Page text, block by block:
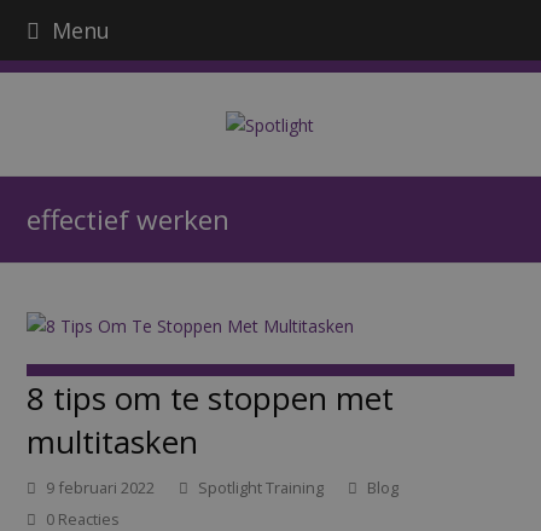
Menu
effectief werken
8 tips om te stoppen met
multitasken
9 februari 2022 Spotlight Training
Blog
0 Reacties